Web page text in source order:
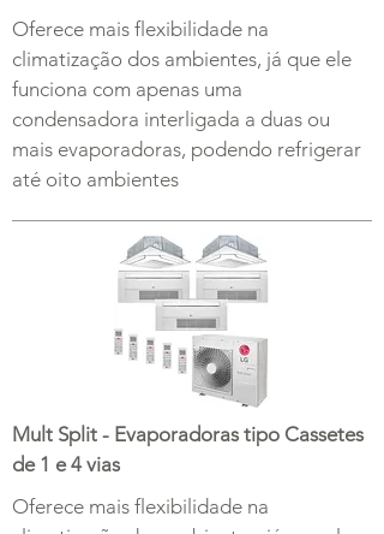
Oferece mais flexibilidade na
climatização dos ambientes, já que ele
funciona com apenas uma
condensadora interligada a duas ou
mais evaporadoras, podendo refrigerar
até oito ambientes
Mult Split - Evaporadoras tipo Cassetes
de 1 e 4 vias
Oferece mais flexibilidade na